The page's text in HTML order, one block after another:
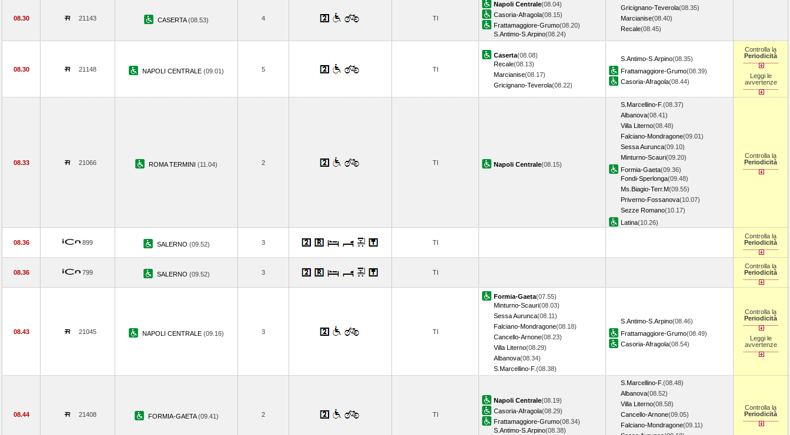
08.30 21143 CASERTA(08.53) 4 TI
Napoli Centrale(08.04)
Casoria-Afragola(08.15)
Frattamaggiore-Grumo(08.20)
S.Antimo-S.Arpino(08.24)
Gricignano-Teverola(08.35)
Marcianise(08.40)
Recale(08.45)
08.30 21148 NAPOLI CENTRALE (09.01) 5 TI
Caserta(08.08)
Recale(08.13)
Marcianise(08.17)
Gricignano-Teverola(08.22)
S.Antimo-S.Arpino(08.35)
Frattamaggiore-Grumo(08.39)
Casoria-Afragola(08.44)
Controlla la
Periodicità
Leggi le
avvertenze
08.33 21066 ROMA TERMINI (11.04) 2 TI Napoli Centrale(08.15)
S.Marcellino-F.(08.37)
Albanova(08.41)
Villa Literno(08.48)
Falciano-Mondragone(09.01)
Sessa Aurunca(09.10)
Minturno-Scauri(09.20)
Formia-Gaeta(09.36)
Fondi-Sperlonga(09.48)
Ms.Biagio-Terr.M(09.55)
Priverno-Fossanova(10.07)
Sezze Romano(10.17)
Latina(10.26)
Controlla la
Periodicità
08.36 899 SALERNO (09.52) 3 TI
Controlla la
Periodicità
08.36 799 SALERNO (09.52) 3 TI
Controlla la
Periodicità
08.43 21045 NAPOLI CENTRALE (09.16) 3 TI
Formia-Gaeta(07.55)
Minturno-Scauri(08.03)
Sessa Aurunca(08.11)
Falciano-Mondragone(08.18)
Cancello-Arnone(08.23)
Villa Literno(08.29)
Albanova(08.34)
S.Marcellino-F.(08.38)
S.Antimo-S.Arpino(08.46)
Frattamaggiore-Grumo(08.49)
Casoria-Afragola(08.54)
Controlla la
Periodicità
Leggi le
avvertenze
08.44 21408 FORMIA-GAETA(09.41) 2 TI
Napoli Centrale(08.19)
Casoria-Afragola(08.29)
Frattamaggiore-Grumo(08.34)
S.Antimo-S.Arpino(08.38)
S.Marcellino-F.(08.48)
Albanova(08.52)
Villa Literno(08.58)
Cancello-Arnone(09.05)
Falciano-Mondragone(09.11)
Controlla la
Periodicità